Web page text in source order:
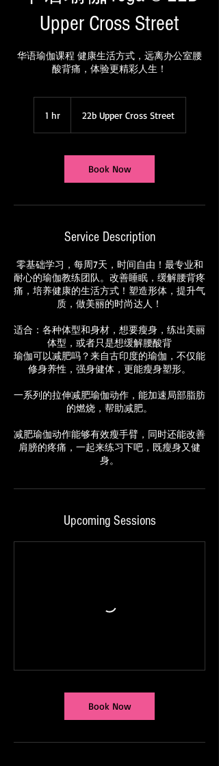
Upper Cross Street
华语瑜伽课程 健康生活方式，远离办公室腰
酸背痛，体验更精彩人生！
1 hr1
22b Upper Cross Street
Book Now
Service Description
零基础学习，每周7天，时间自由！最专业和
耐心的瑜伽教练团队。改善睡眠，缓解腰背疼
痛，培养健康的生活方式！塑造形体，提升气
质，做美丽的时尚达人！
适合：各种体型和身材，想要瘦身，练出美丽
体型，或者只是想缓解腰酸背
瑜伽可以减肥吗？来自古印度的瑜伽，不仅能
修身养性，强身健体，更能瘦身塑形。
一系列的拉伸减肥瑜伽动作，能加速局部脂肪
的燃烧，帮助减肥。
减肥瑜伽动作能够有效瘦手臂，同时还能改善
肩膀的疼痛，一起来练习下吧，既瘦身又健
Upcoming Sessions
Book Now